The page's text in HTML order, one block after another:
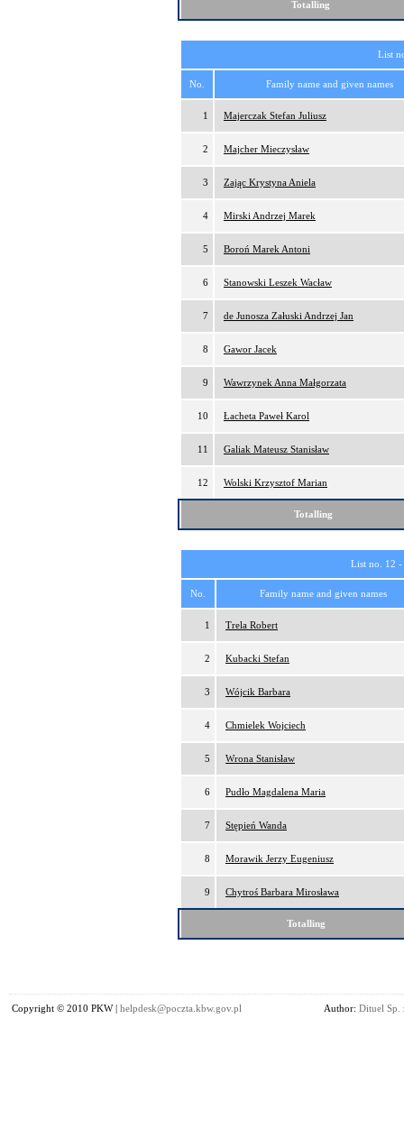
Totalling
List
No. Family name and given names
1 Majerczak Stefan Juliusz
2 Majcher Mieczysław
3 Zając Krystyna Aniela
4 Mirski Andrzej Marek
5 Boroń Marek Antoni
6 Stanowski Leszek Wacław
7 de Junosza Załuski Andrzej Jan
8 Gawor Jacek
9 Wawrzynek Anna Małgorzata
10 Łacheta Paweł Karol
11 Galiak Mateusz Stanisław
12 Wolski Krzysztof Marian
Totalling
List no. 12 -
No. Family name and given names
1 Trela Robert
2 Kubacki Stefan
3 Wójcik Barbara
4 Chmielek Wojciech
5 Wrona Stanisław
6 Pudło Magdalena Maria
7 Stępień Wanda
8 Morawik Jerzy Eugeniusz
9 Chytroś Barbara Mirosława
Totalling
Copyright © 2010 PKW | helpdesk@poczta.kbw.gov.pl Author: Dituel Sp.